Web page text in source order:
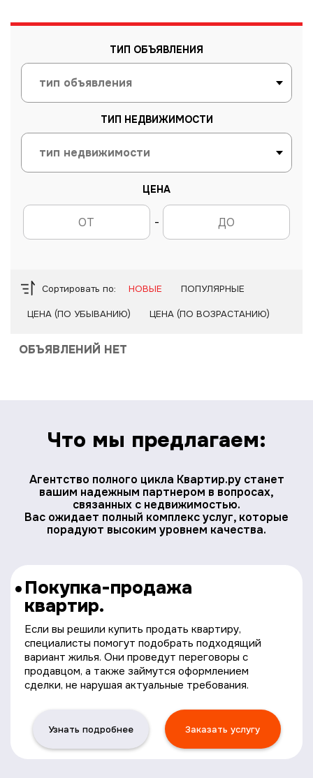
ТИП ОБЪЯВЛЕНИЯ
ТИП НЕДВИЖИМОСТИ
ЦЕНА
-
Сортировать по: НОВЫЕ ПОПУЛЯРНЫЕ
ЦЕНА (ПО УБЫВАНИЮ) ЦЕНА (ПО ВОЗРАСТАНИЮ)
ОБЪЯВЛЕНИЙ НЕТ
Что мы предлагаем:
Агентство полного цикла Квартир.ру станет
вашим надежным партнером в вопросах,
связанных с недвижимостью.
Вас ожидает полный комплекс услуг, которые
порадуют высоким уровнем качества.
Покупка-продажа
квартир.
Если вы решили купить продать квартиру,
специалисты помогут подобрать подходящий
вариант жилья. Они проведут переговоры с
продавцом, а также займутся оформлением
сделки, не нарушая актуальные требования.
Узнать подробнее Заказать услугу